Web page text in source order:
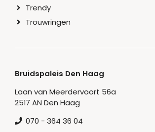
Trendy
Trouwringen
Bruidspaleis Den Haag
Laan van Meerdervoort 56a
2517 AN Den Haag
070 - 364 36 04